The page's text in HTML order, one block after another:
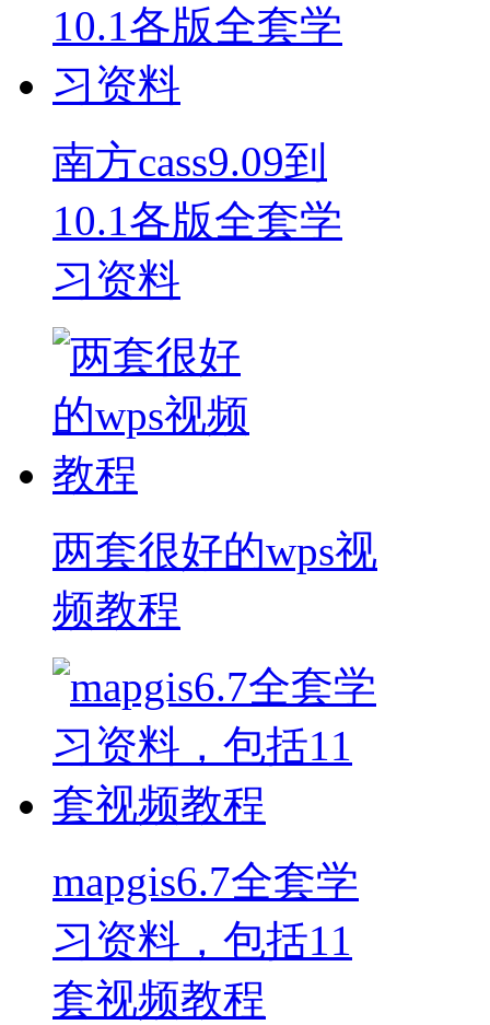
南方cass9.09到
10.1各版全套学
习资料
两套很好的wps视
频教程
mapgis6.7全套学
习资料，包括11
套视频教程